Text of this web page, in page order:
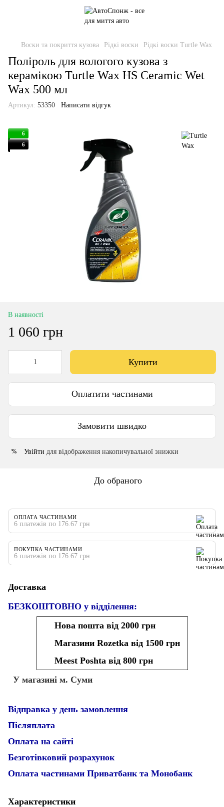
Воски та покриття кузова Рідкі воски Рідкі воски Turtle Wax
Поліроль для вологого кузова з
керамікою Turtle Wax HS Ceramic Wet
Wax 500 мл
Артикул: 53350 Написати відгук
6
6
В наявності
1 060 грн
Купити
Оплатити частинами
Замовити швидко
% Увійти для відображення накопичувальної знижки
До обраного
ОПЛАТА ЧАСТИНАМИ
6 платежів по 176.67 грн
ПОКУПКА ЧАСТИНАМИ
6 платежів по 176.67 грн
Доставка
БЕЗКОШТОВНО у відділення:
Нова пошта від 2000 грн
Магазини Rozetka від 1500 грн
Meest Poshta від 800 грн
У магазині м. Суми
Відправка у день замовлення
Післяплата
Оплата на сайті
Безготівковий розрахунок
Оплата частинами Приватбанк та Монобанк
Характеристики